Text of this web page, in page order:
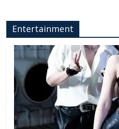
Entertainment